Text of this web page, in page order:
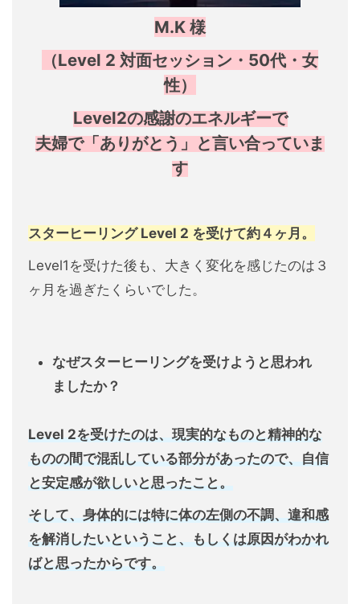
M.K 様
（Level 2 対面セッション・50代・女
性）
Level2の感謝のエネルギーで
夫婦で「ありがとう」と言い合っていま
す
スターヒーリング Level 2 を受けて約４ヶ月。
Level1を受けた後も、大きく変化を感じたのは３
ヶ月を過ぎたくらいでした。
なぜスターヒーリングを受けようと思われ
ましたか？
Level 2を受けたのは、現実的なものと精神的な
ものの間で混乱している部分があったので、自信
と安定感が欲しいと思ったこと。
そして、身体的には特に体の左側の不調、違和感
を解消したいということ、もしくは原因がわかれ
ばと思ったからです。